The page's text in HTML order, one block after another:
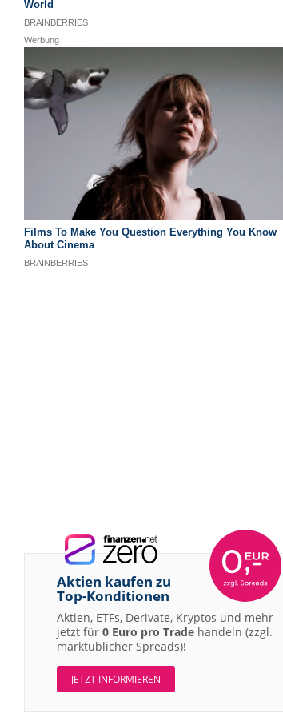
Aktien kaufen zu
Top-Konditionen
Aktien, ETFs, Derivate, Kryptos und mehr –
jetzt für 0 Euro pro Trade handeln (zzgl.
marktüblicher Spreads)!
JETZT INFORMIEREN